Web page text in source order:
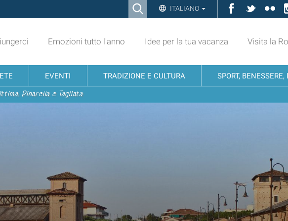
Ricerca ITALIANO Facebook
Twitter
Emozioni tutto l'anno Idee per la tua vacanza Visita la
EVENTI TRADIZIONE E CULTURA SPORT,
Pinarella e Tagliata